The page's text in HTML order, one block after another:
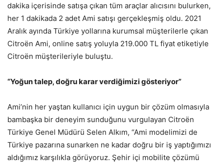
dakika içerisinde satışa çıkan tüm araçlar alıcısını bulurken,
her 1 dakikada 2 adet Ami satışı gerçekleşmiş oldu. 2021
Aralık ayında Türkiye yollarına kurumsal müşterilerle çıkan
Citroën Ami, online satış yoluyla 219.000 TL fiyat etiketiyle
Citroën müşterileriyle buluştu.
“Yoğun talep, doğru karar verdiğimizi gösteriyor”
Ami’nin her yaştan kullanıcı için uygun bir çözüm olmasıyla
bambaşka bir deneyim sunduğunu vurgulayan Citroën
Türkiye Genel Müdürü Selen Alkım, “Ami modelimizi de
Türkiye pazarına sunarken ne kadar doğru bir iş yaptığımızı
aldığımız karşılıkla görüyoruz. Şehir içi mobilite çözümü